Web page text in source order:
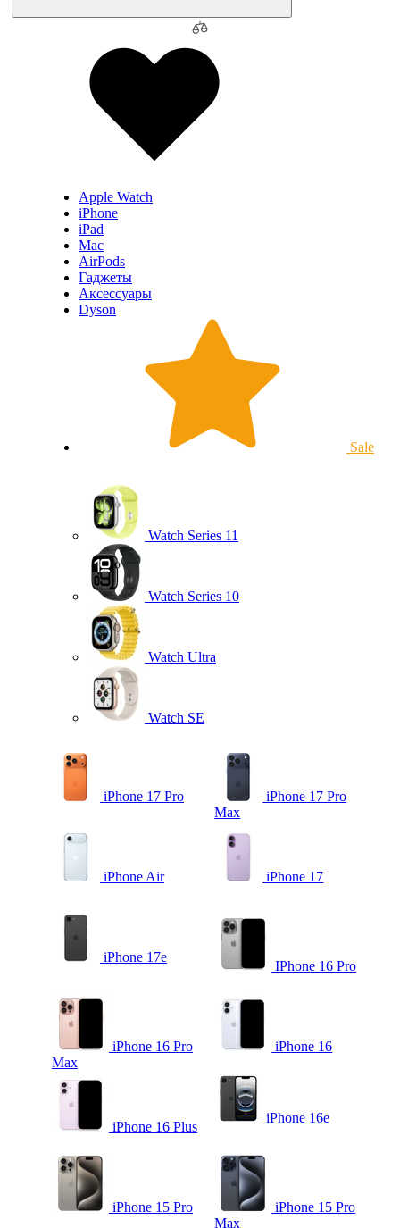
Apple Watch
iPhone
iPad
Mac
AirPods
Гаджеты
Аксессуары
Dyson
Sale
Watch Series 11
Watch Series 10
Watch Ultra
Watch SE
iPhone 17 Pro
iPhone 17 Pro
Max
iPhone Air iPhone 17
iPhone 17e
IPhone 16 Pro
iPhone 16 Pro
Max
iPhone 16
iPhone 16 Plus
iPhone 16e
iPhone 15 Pro
iPhone 15 Pro
Max